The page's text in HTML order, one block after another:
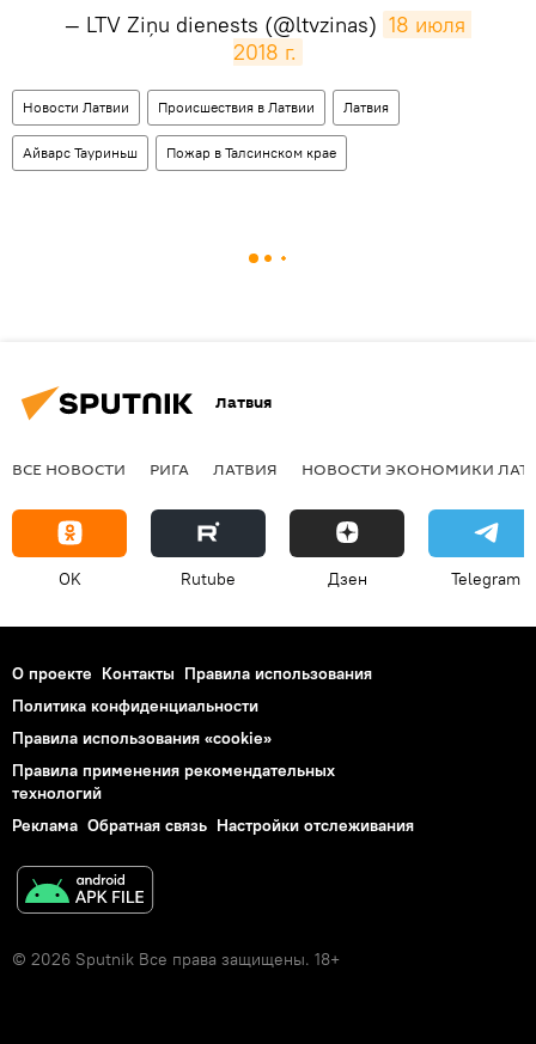
— LTV Ziņu dienests (@ltvzinas) 18 июля
2018 г.
Новости Латвии Происшествия в Латвии Латвия
Айварс Тауриньш Пожар в Талсинском крае
Латвия
ВСЕ НОВОСТИ РИГА ЛАТВИЯ НОВОСТИ ЭКОНОМИКИ
OK Rutube Дзен Telegram
О проекте Контакты Правила использования
Политика конфиденциальности
Правила использования «cookie»
Правила применения рекомендательных
технологий
Реклама Обратная связь Настройки отслеживания
© 2026 Sputnik Все права защищены. 18+